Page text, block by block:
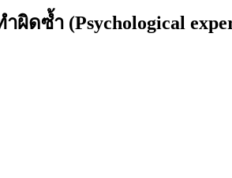
ำ (Psychological